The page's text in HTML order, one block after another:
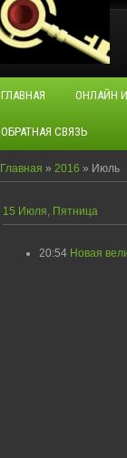
ГЛАВНАЯ ОНЛАЙН
ОБРАТНАЯ СВЯЗЬ
Главная » 2016 » Июль
15 Июля, Пятница
20:54 Новая